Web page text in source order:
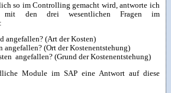
so im Controlling gemacht wird, antworte ich
mit den drei wesentlichen Fragen im
angefallen? (Art der Kosten)
angefallen? (Ort der Kostenentstehung)
angefallen? (Grund der Kostenentstehung)
Module im SAP eine Antwort auf diese